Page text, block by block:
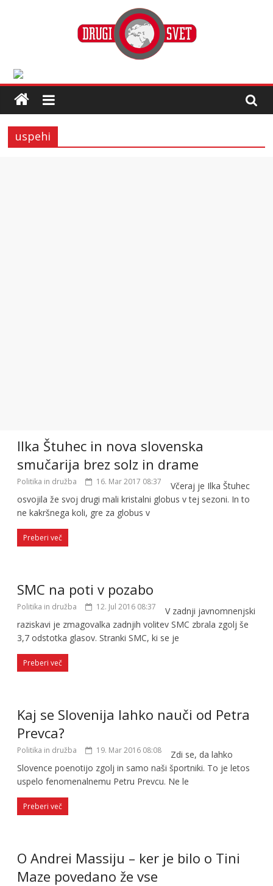
uspehi
Ilka Štuhec in nova slovenska
smučarija brez solz in drame
Politika in družba 16. Mar 2017 08:37
Včeraj je Ilka Štuhec
osvojila že svoj drugi mali kristalni globus v tej sezoni. In to
ne kakršnega koli, gre za globus v
Preberi več
SMC na poti v pozabo
Politika in družba 12. Jul 2016 08:37
V zadnji javnomnenjski
raziskavi je zmagovalka zadnjih volitev SMC zbrala zgolj še
3,7 odstotka glasov. Stranki SMC, ki se je
Preberi več
Kaj se Slovenija lahko nauči od Petra
Prevca?
Politika in družba 19. Mar 2016 08:08
Zdi se, da lahko
Slovence poenotijo zgolj in samo naši športniki. To je letos
uspelo fenomenalnemu Petru Prevcu. Ne le
Preberi več
O Andrei Massiju – ker je bilo o Tini
Maze povedano že vse